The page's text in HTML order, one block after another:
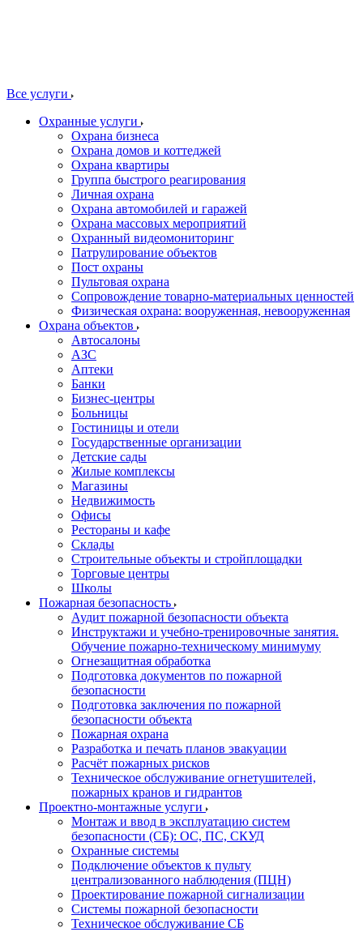
Все услуги
Охранные услуги
Охрана бизнеса
Охрана домов и коттеджей
Охрана квартиры
Группа быстрого реагирования
Личная охрана
Охрана автомобилей и гаражей
Охрана массовых мероприятий
Охранный видеомониторинг
Патрулирование объектов
Пост охраны
Пультовая охрана
Сопровождение товарно-материальных ценностей
Физическая охрана: вооруженная, невооруженная
Охрана объектов
Автосалоны
АЗС
Аптеки
Банки
Бизнес-центры
Больницы
Гостиницы и отели
Государственные организации
Детские сады
Жилые комплексы
Магазины
Недвижимость
Офисы
Рестораны и кафе
Склады
Строительные объекты и стройплощадки
Торговые центры
Школы
Пожарная безопасность
Аудит пожарной безопасности объекта
Инструктажи и учебно-тренировочные занятия.
Обучение пожарно-техническому минимуму
Огнезащитная обработка
Подготовка документов по пожарной
безопасности
Подготовка заключения по пожарной
безопасности объекта
Пожарная охрана
Разработка и печать планов эвакуации
Расчёт пожарных рисков
Техническое обслуживание огнетушителей,
пожарных кранов и гидрантов
Проектно-монтажные услуги
Монтаж и ввод в эксплуатацию систем
безопасности (СБ): ОС, ПС, СКУД
Охранные системы
Подключение объектов к пульту
централизованного наблюдения (ПЦН)
Проектирование пожарной сигнализации
Системы пожарной безопасности
Техническое обслуживание СБ